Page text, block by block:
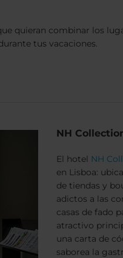
quieran combinar los
tus vacaciones.
NH
El hotel NH
en Lisboa:
de tiendas y
adictos a las
casas de fado
atractivo
una carta de
saborea la